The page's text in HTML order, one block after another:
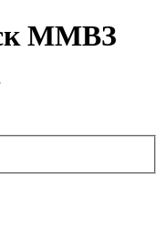
ММВЗ